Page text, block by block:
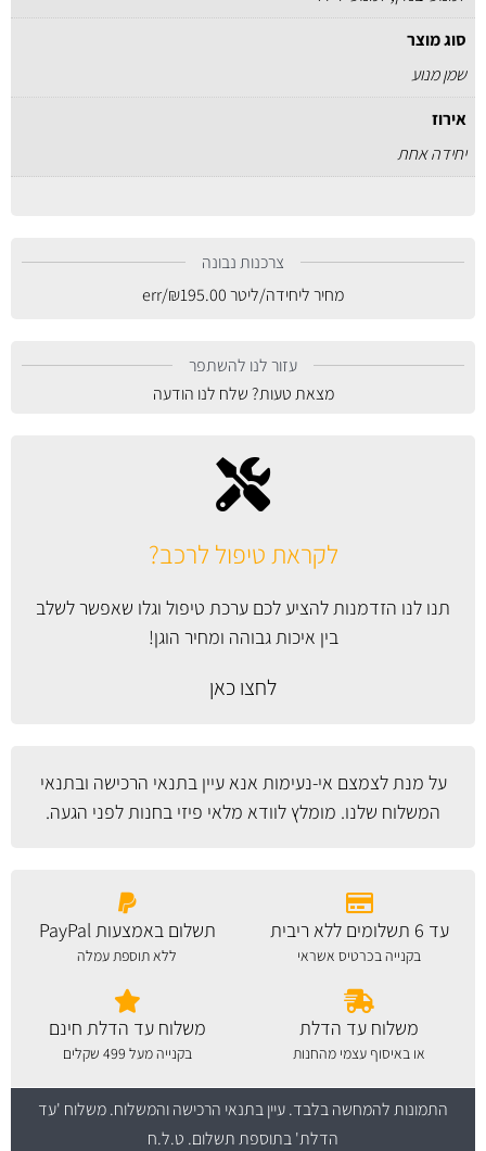
לקראת טיפול לרכב?
תנו לנו הזדמנות להציע לכם ערכת טיפול וגלו שאפשר לשלב
בין איכות גבוהה ומחיר הוגן!
לחצו כאן
על מנת לצמצם אי-נעימות אנא עייןבתנאי הרכישה ובתנאי
המשלוח שלנו. מומלץ לוודא מלאי פיזי בחנות לפני הגעה.
סוג מוצר
שמן מנוע
אירוז
יחידה אחת
צרכנות נבונה
מחיר ליחידה/ליטר
₪195.00
/err
עזור לנו להשתפר
מצאת טעות? שלח לנו הודעה
עד 6 תשלומים ללא ריבית
בקנייה בכרטיס אשראי
תשלום באמצעות PayPal
ללא תוספת עמלה
משלוח עד הדלת
או באיסוף עצמי מהחנות
משלוח עד הדלת חינם
בקנייה מעל 499 שקלים
התמונות להמחשה בלבד.עיין בתנאי הרכישה והמשלוח. משלוח 'עד
הדלת' בתוספת תשלום. ט.ל.ח